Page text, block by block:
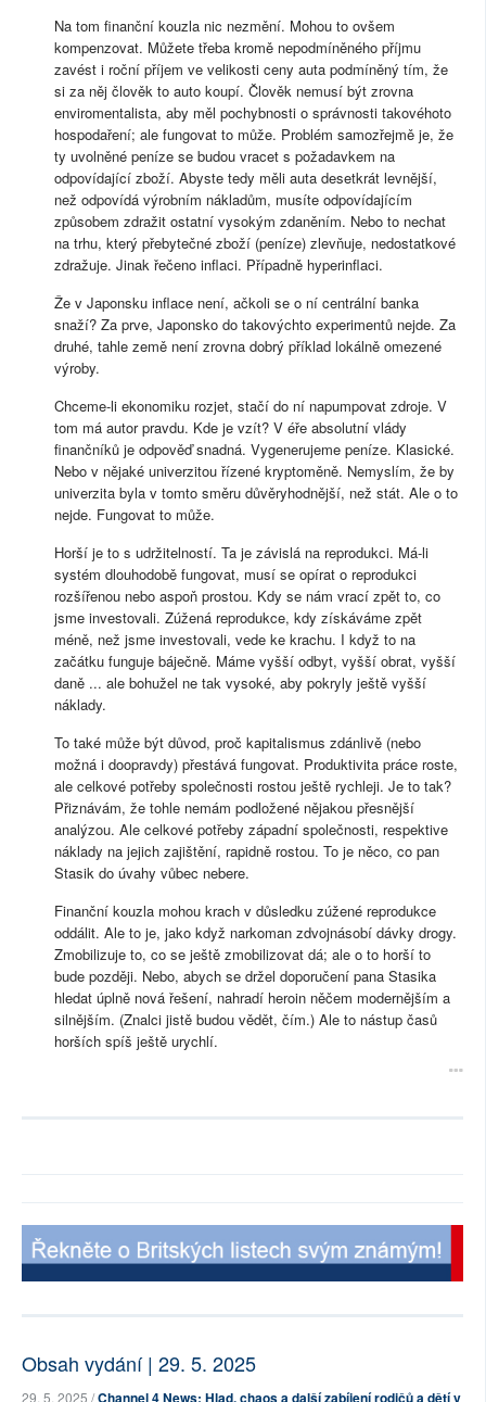
Na tom finanční kouzla nic nezmění. Mohou to ovšem
kompenzovat. Můžete třeba kromě nepodmíněného příjmu
zavést i roční příjem ve velikosti ceny auta podmíněný tím, že
si za něj člověk to auto koupí. Člověk nemusí být zrovna
enviromentalista, aby měl pochybnosti o správnosti takovéhoto
hospodaření; ale fungovat to může. Problém samozřejmě je, že
ty uvolněné peníze se budou vracet s požadavkem na
odpovídající zboží. Abyste tedy měli auta desetkrát levnější,
než odpovídá výrobním nákladům, musíte odpovídajícím
způsobem zdražit ostatní vysokým zdaněním. Nebo to nechat
na trhu, který přebytečné zboží (peníze) zlevňuje, nedostatkové
zdražuje. Jinak řečeno inflaci. Případně hyperinflaci.
Že v Japonsku inflace není, ačkoli se o ní centrální banka
snaží? Za prve, Japonsko do takovýchto experimentů nejde. Za
druhé, tahle země není zrovna dobrý příklad lokálně omezené
výroby.
Chceme-li ekonomiku rozjet, stačí do ní napumpovat zdroje. V
tom má autor pravdu. Kde je vzít? V éře absolutní vlády
finančníků je odpověď snadná. Vygenerujeme peníze. Klasické.
Nebo v nějaké univerzitou řízené kryptoměně. Nemyslím, že by
univerzita byla v tomto směru důvěryhodnější, než stát. Ale o to
nejde. Fungovat to může.
Horší je to s udržitelností. Ta je závislá na reprodukci. Má-li
systém dlouhodobě fungovat, musí se opírat o reprodukci
rozšířenou nebo aspoň prostou. Kdy se nám vrací zpět to, co
jsme investovali. Zúžená reprodukce, kdy získáváme zpět
méně, než jsme investovali, vede ke krachu. I když to na
začátku funguje báječně. Máme vyšší odbyt, vyšší obrat, vyšší
daně ... ale bohužel ne tak vysoké, aby pokryly ještě vyšší
náklady.
To také může být důvod, proč kapitalismus zdánlivě (nebo
možná i doopravdy) přestává fungovat. Produktivita práce roste,
ale celkové potřeby společnosti rostou ještě rychleji. Je to tak?
Přiznávám, že tohle nemám podložené nějakou přesnější
analýzou. Ale celkové potřeby západní společnosti, respektive
náklady na jejich zajištění, rapidně rostou. To je něco, co pan
Stasik do úvahy vůbec nebere.
Finanční kouzla mohou krach v důsledku zúžené reprodukce
oddálit. Ale to je, jako když narkoman zdvojnásobí dávky drogy.
Zmobilizuje to, co se ještě zmobilizovat dá; ale o to horší to
bude později. Nebo, abych se držel doporučení pana Stasika
hledat úplně nová řešení, nahradí heroin něčem modernějším a
silnějším. (Znalci jistě budou vědět, čím.) Ale to nástup časů
horších spíš ještě urychlí.
Obsah vydání | 29. 5. 2025
29. 5. 2025 /Channel 4 News: Hlad, chaos a další zabíjení rodičů a dětí v